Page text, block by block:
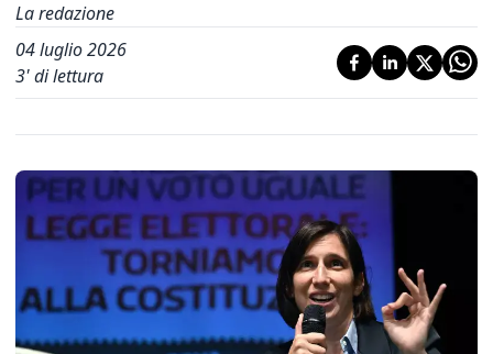
La redazione
04 luglio 2026
3' di lettura